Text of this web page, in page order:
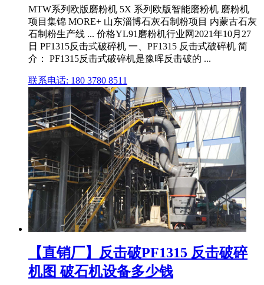
MTW系列欧版磨粉机 5X 系列欧版智能磨粉机 磨粉机
项目集锦 MORE+ 山东淄博石灰石制粉项目 内蒙古石灰
石制粉生产线 ... 价格YL91磨粉机行业网2021年10月27
日 PF1315反击式破碎机 一、PF1315 反击式破碎机 简
介： PF1315反击式破碎机是豫晖反击破的 ...
联系电话: 180 3780 8511
【直销厂】反击破PF1315 反击破碎
机图 破石机设备多少钱